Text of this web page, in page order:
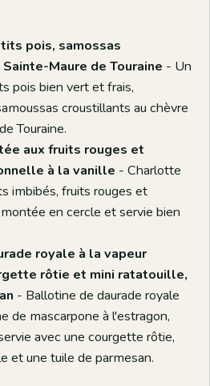
pois, samossas
Maure de Touraine - Un
pois bien vert et frais,
croustillants au chèvre
Touraine.
aux fruits rouges et
à la vanille - Charlotte
imbibés, fruits rouges et
en cercle et servie bien
royale à la vapeur
rôtie et mini ratatouille,
- Ballotine de daurade royale
de mascarpone à l'estragon,
avec une courgette rôtie,
et une tuile de parmesan.